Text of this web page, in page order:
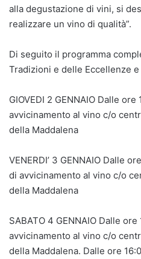
alla degustazione di vini, si
realizzare un vino di qualità”.
Di seguito il programma
Tradizioni e delle Eccellenze
GIOVEDI 2 GENNAIO Dalle
avvicinamento al vino c/o
della Maddalena
VENERDI’ 3 GENNAIO Dalle
di avvicinamento al vino c/o
della Maddalena
SABATO 4 GENNAIO Dalle
avvicinamento al vino c/o
della Maddalena. Dalle ore